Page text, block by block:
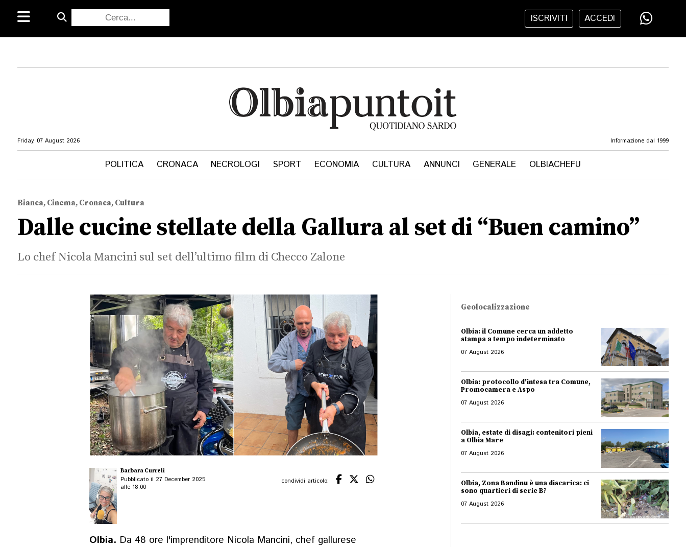
ISCRIVITI ACCEDI
Friday, 07 August 2026 Informazione dal 1999
POLITICA CRONACA NECROLOGI SPORT ECONOMIA CULTURA ANNUNCI GENERALE OLBIACHEFU
Bianca, Cinema, Cronaca, Cultura
Dalle cucine stellate della Gallura al set di “Buen camino”
Lo chef Nicola Mancini sul set dell’ultimo film di Checco Zalone
Barbara Curreli
Pubblicato il 27 December 2025
alle 18:00
condividi articolo:
Olbia. Da 48 ore l'imprenditore Nicola Mancini, chef gallurese
Geolocalizzazione
Olbia: il Comune cerca un addetto
stampa a tempo indeterminato
07 August 2026
Olbia: protocollo d'intesa tra Comune,
Promocamera e Aspo
07 August 2026
Olbia, estate di disagi: contenitori pieni
a Olbia Mare
07 August 2026
Olbia, Zona Bandinu è una discarica: ci
sono quartieri di serie B?
07 August 2026